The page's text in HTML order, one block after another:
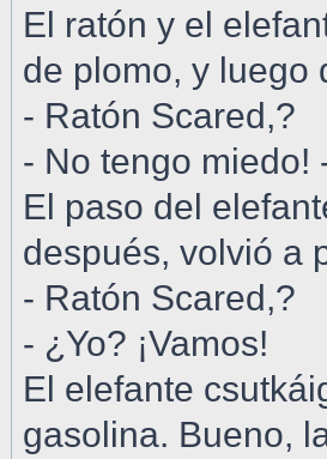
El ratón y el
de plomo, y luego
- Ratón Scared,?
- No tengo miedo!
El paso del
después, volvió a
- Ratón Scared,?
- ¿Yo? ¡Vamos!
El elefante
gasolina. Bueno,